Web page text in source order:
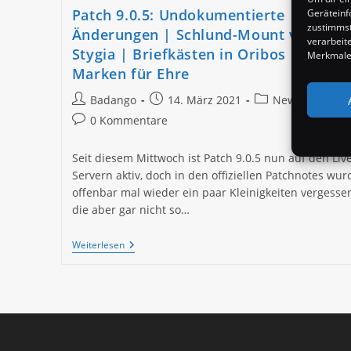
Patch 9.0.5: Undokumentierte
Änderungen | Schlund-Mount via
Stygia | Briefkästen in Oribos | PvP
Marken für Ehre
Beitrags-
Autor:
Badango
Beitrag
veröffentlicht:
14. März 2021
Beitrags-
News
Beitrags-
0 Kommentare
Seit diesem Mittwoch ist Patch 9.0.5 nun auf den
Servern aktiv, doch in den offiziellen Patchnotes
offenbar mal wieder ein paar Kleinigkeiten
die aber gar nicht so…
WeiterlesenPatch
9.0.5: